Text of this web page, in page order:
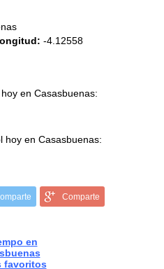
-4.12558
en Casasbuenas:
hoy en Casasbuenas:
Comparte
en
favoritos